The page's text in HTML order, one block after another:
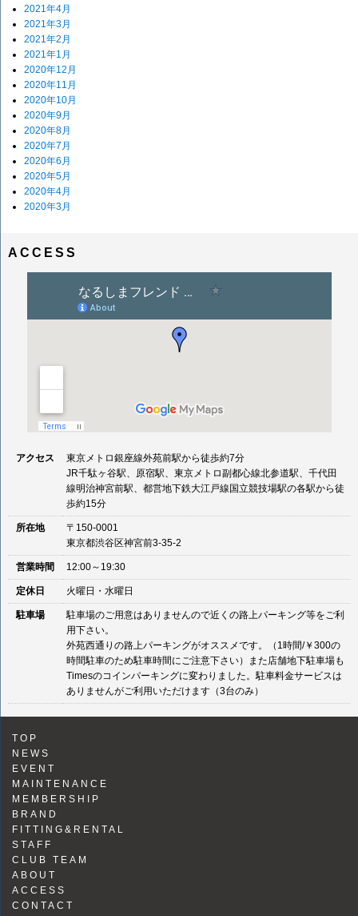
2021年4月
2021年3月
2021年2月
2021年1月
2020年12月
2020年11月
2020年10月
2020年9月
2020年8月
2020年7月
2020年6月
2020年5月
2020年4月
2020年3月
ACCESS
アクセス
東京メトロ銀座線外苑前駅から徒歩約7分
JR千駄ヶ谷駅、原宿駅、東京メトロ副都心線北参道駅、千代田
線明治神宮前駅、都営地下鉄大江戸線国立競技場駅の各駅から徒
歩約15分
所在地
〒150-0001
東京都渋谷区神宮前3-35-2
営業時間 12:00～19:30
定休日 火曜日・水曜日
駐車場
駐車場のご用意はありませんので近くの路上パーキング等をご利
用下さい。
外苑西通りの路上パーキングがオススメです。（1時間/￥300の
時間駐車のため駐車時間にご注意下さい）また店舗地下駐車場も
Timesのコインパーキングに変わりました。駐車料金サービスは
ありませんがご利用いただけます（3台のみ）
TOP
NEWS
EVENT
MAINTENANCE
MEMBERSHIP
BRAND
FITTING&RENTAL
STAFF
CLUB TEAM
ABOUT
ACCESS
CONTACT